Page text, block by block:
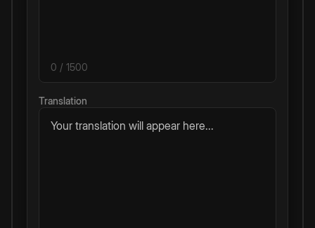
0 / 1500
Translation
Your translation will appear here...